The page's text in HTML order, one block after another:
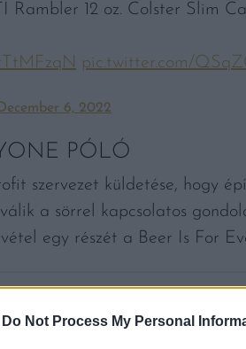
Do Not Process My Personal
Rambler 12 oz. Colster Slim
pic.twitter.com/
December 6, 2022
PÓLÓ
szervezet küldetése, hogy
a sörrel kapcsolatos
egy részét a Beer Is For